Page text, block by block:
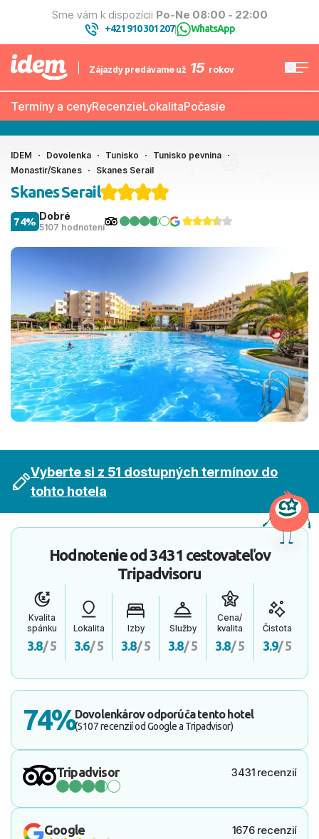
Sme vám k dispozícii Po-Ne 08:00 - 22:00
+421 910 301 207| WhatsApp
Zájazdy predávame už 15 rokov
Termíny a cenyRecenzieLokalitaPočasie
IDEM Dovolenka Tunisko
Tunisko pevnina
Monastir/Skanes
Skanes Serail
Skanes Serail
Dobré
5107 hodnotení
74%
Vyberte si z 51 dostupných termínov do
tohto hotela
Hodnotenie od3431 cestovateľov
Tripadvisoru
Kvalita
spánku
3.8/ 5
Lokalita
3.6/ 5
Izby
3.8/ 5
Služby
3.8/ 5
Cena/
kvalita
3.8/ 5
Čistota
3.9/ 5
74%Dovolenkárov odporúča tento hotel
(5107 recenzií od Google a Tripadvisor)
Tripadvisor 3431 recenzií
Google 1676 recenzií